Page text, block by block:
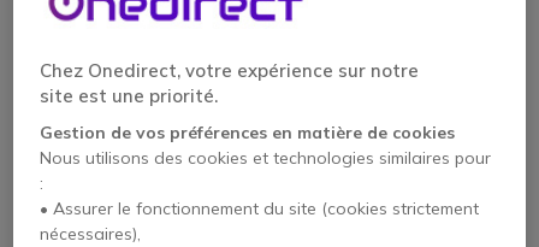
Chez Onedirect, votre expérience sur notre
site est une priorité.
Gestion de vos préférences en matière de cookies
Nous utilisons des cookies et technologies similaires pour
:
• Assurer le fonctionnement du site (cookies strictement
nécessaires),